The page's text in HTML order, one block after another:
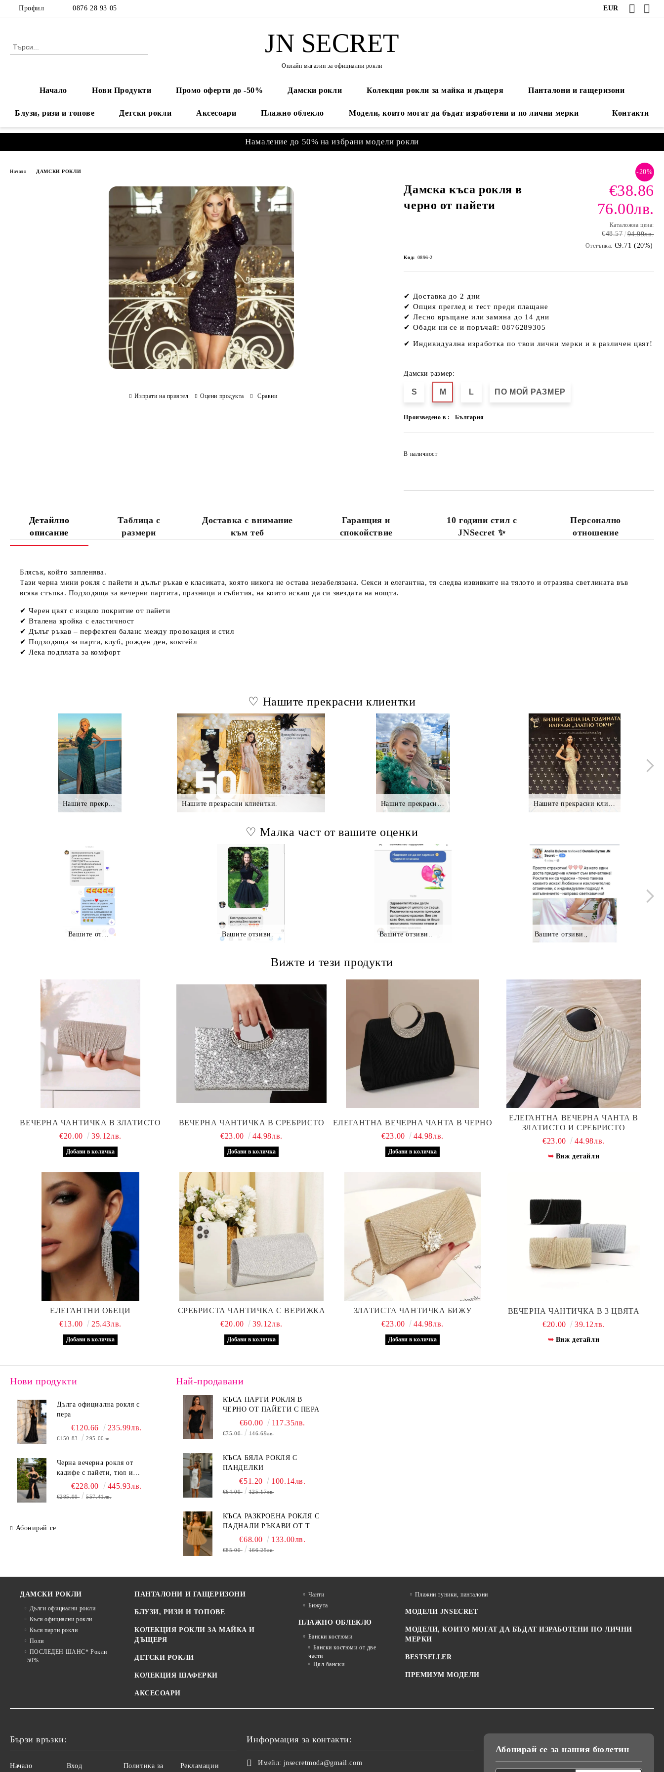
Профил 0876 28 93 05 EUR
JN SECRET
Онлайн магазин за официални рокли
Начало Нови Продукти Промо оферти до -50% Дамски рокли Колекция рокли за майка и дъщеря Панталони и гащеризони
Блузи, ризи и топове Детски рокли Аксесоари Плажно облекло Модели, които могат да бъдат изработени и по лични мерки Контакти
Намаление до 50% на избрани модели рокли
Начало ДАМСКИ РОКЛИ
Дамска къса рокля в
черно от пайети
-20%
€38.86
76.00лв.
Каталожна цена:
€48.57 94.99лв.
Отстъпка: €9.71 (20%)
Код: 0896-2
✔ Доставка до 2 дни
✔ Опция преглед и тест преди плащане
✔ Лесно връщане или замяна до 14 дни
✔ Обади ни се и поръчай: 0876289305
✔Индивидуална изработка по твои лични мерки и в различен цвят!
Дамски размер:
S M L ПО МОЙ РАЗМЕР
Произведено в : България
В наличност
Изпрати на приятел Оцени продукта Сравни
Детайлно
описание
Таблица с
размери
Доставка с внимание
към теб
Гаранция и
спокойствие
10 години стил с
JNSecret ✨️
Персонално
отношение
Блясък, който запленява.
Тази черна мини рокля с пайети и дълъг ръкав е класиката, която никога не остава незабелязана. Секси и елегантна, тя следва извивките на тялото и отразява светлината във
всяка стъпка. Подходяща за вечерни партита, празници и събития, на които искаш да си звездата на нощта.
✔ Черен цвят с изцяло покритие от пайети
✔ Вталена кройка с еластичност
✔ Дълъг ръкав – перфектен баланс между провокация и стил
✔ Подходяща за парти, клуб, рожден ден, коктейл
✔ Лека подплата за комфорт
♡ Нашите прекрасни клиентки
Нашите прекрасни клиентки.,. Нашите прекрасни клиентки. Нашите прекрасни клиентки *. Нашите прекрасни клиентки
♡ Малка част от вашите оценки
Вашите отзиви Вашите отзиви. Вашите отзиви.. Вашите отзиви.,
Вижте и тези продукти
ВЕЧЕРНА ЧАНТИЧКА В ЗЛАТИСТО
€20.00
39.12лв.
ВЕЧЕРНА ЧАНТИЧКА В СРЕБРИСТО
€23.00
44.98лв.
ЕЛЕГАНТНА ВЕЧЕРНА ЧАНТА В ЧЕРНО
€23.00
44.98лв.
ЕЛЕГАНТНА ВЕЧЕРНА ЧАНТА В
ЗЛАТИСТО И СРЕБРИСТО
€23.00
44.98лв.
Виж детайли
ЕЛЕГАНТНИ ОБЕЦИ
€13.00
25.43лв.
СРЕБРИСТА ЧАНТИЧКА С ВЕРИЖКА
€20.00
39.12лв.
ЗЛАТИСТА ЧАНТИЧКА БИЖУ
€23.00
44.98лв.
ВЕЧЕРНА ЧАНТИЧКА В 3 ЦВЯТА
€20.00
39.12лв.
Виж детайли
Нови продукти
Дълга официална рокля с
пера
€120.66 235.99лв.
€150.83 295.00лв.
Черна вечерна рокля от
кадифе с пайети, тюл и
ефектна цепка
€228.00 445.93лв.
€285.00 557.41лв.
Абонирай се
Най-продавани
КЪСА ПАРТИ РОКЛЯ В
ЧЕРНО ОТ ПАЙЕТИ С ПЕРА
€60.00 117.35лв.
€75.00 146.69лв.
КЪСА БЯЛА РОКЛЯ С
ПАНДЕЛКИ
€51.20 100.14лв.
€64.00 125.17лв.
КЪСА РАЗКРОЕНА РОКЛЯ С
ПАДНАЛИ РЪКАВИ ОТ ТЮЛ
В БЕЖОВО
€68.00 133.00лв.
€85.00 166.25лв.
ДАМСКИ РОКЛИ
Дълги официални рокли
Къси официални рокли
Къси парти рокли
Поли
ПОСЛЕДЕН ШАНС* Рокли
-50%
ПАНТАЛОНИ И ГАЩЕРИЗОНИ
БЛУЗИ, РИЗИ И ТОПОВЕ
КОЛЕКЦИЯ РОКЛИ ЗА МАЙКА И
ДЪЩЕРЯ
ДЕТСКИ РОКЛИ
КОЛЕКЦИЯ ШАФЕРКИ
АКСЕСОАРИ
Чанти
Бижута
ПЛАЖНО ОБЛЕКЛО
Бански костюми
Бански костюми от две
части
Цял бански
Плажни туники, панталони
МОДЕЛИ JNSECRET
МОДЕЛИ, КОИТО МОГАТ ДА БЪДАТ ИЗРАБОТЕНИ ПО ЛИЧНИ
МЕРКИ
BESTSELLER
ПРЕМИУМ МОДЕЛИ
Бързи връзки:
Начало Вход Политика за Рекламации
Информация за контакти:
Имейл: jnsecretmoda@gmail.com
Абонирай се за нашия бюлетин